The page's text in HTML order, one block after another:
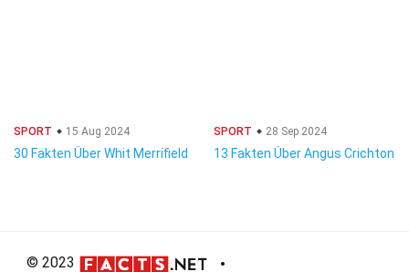
SPORT 15 Aug 2024
30 Fakten Über Whit Merrifield
SPORT 28 Sep 2024
13 Fakten Über Angus Crichton
© 2023